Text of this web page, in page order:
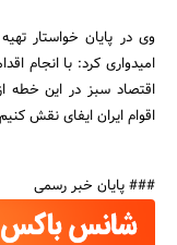
وی در پایان خواستار
امیدواری کرد: با انجام
اقتصاد سبز در این خطه
اقوام ایران ایفای نقش
### پایان خبر رسمی